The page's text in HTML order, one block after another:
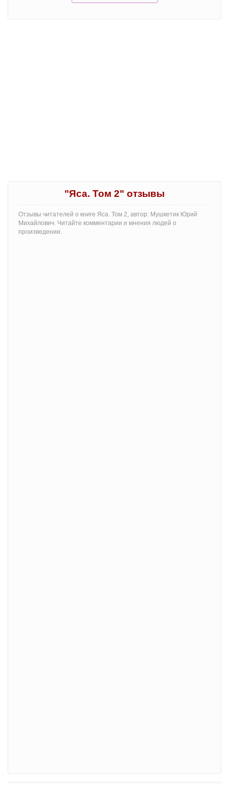
"Яса. Том 2" отзывы
Отзывы читателей о книге Яса. Том 2, автор: Мушкетик Юрий
Михайлович. Читайте комментарии и мнения людей о
произведении.